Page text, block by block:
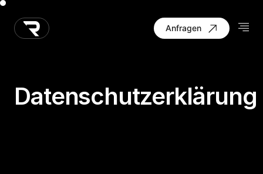
Anfragen
Datenschutzerklärung